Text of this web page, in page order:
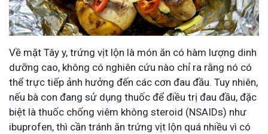
Về mặt Tây y, trứng vịt lộn là món ăn có hàm lượng dinh
dưỡng cao, không có nghiên cứu nào chỉ ra rằng nó có
thể trực tiếp ảnh hưởng đến các cơn đau đầu. Tuy nhiên,
nếu bà con đang sử dụng thuốc để điều trị đau đầu, đặc
biệt là thuốc chống viêm không steroid (NSAIDs) như
ibuprofen, thì cần tránh ăn trứng vịt lộn quá nhiều vì có